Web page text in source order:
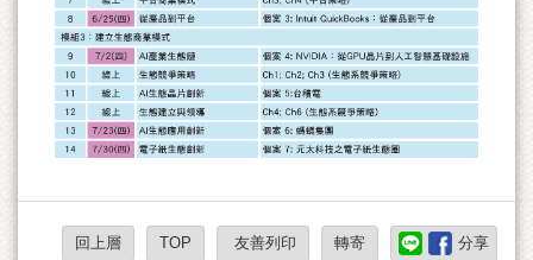
回上層 TOP 友善列印 轉寄 分享